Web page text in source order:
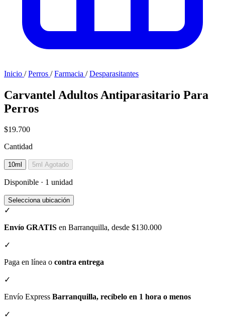
Inicio / Perros / Farmacia / Desparasitantes
Carvantel Adultos Antiparasitario Para
Perros
$19.700
Cantidad
10ml 5ml Agotado
Disponible · 1 unidad
Selecciona ubicación
✓
Envío GRATIS en Barranquilla, desde $130.000
✓
Paga en línea o contra entrega
✓
Envío Express Barranquilla, recíbelo en 1 hora o menos
✓